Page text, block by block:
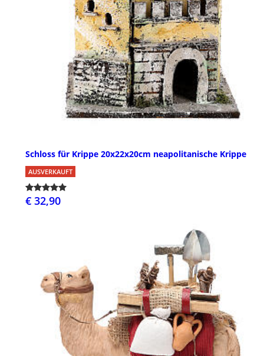
Schloss für Krippe 20x22x20cm neapolitanische Krippe
AUSVERKAUFT
€ 32,90